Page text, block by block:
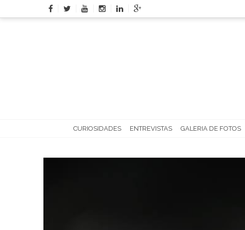
to
CURIOSIDADES ENTREVISTAS GALERIA DE FOTOS